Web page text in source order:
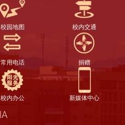
校园地图 校内交通
常用电话 捐赠
校内办公 新媒体中心